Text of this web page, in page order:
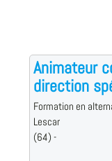
Animateur
direction
Formation en
Lescar
(64) -